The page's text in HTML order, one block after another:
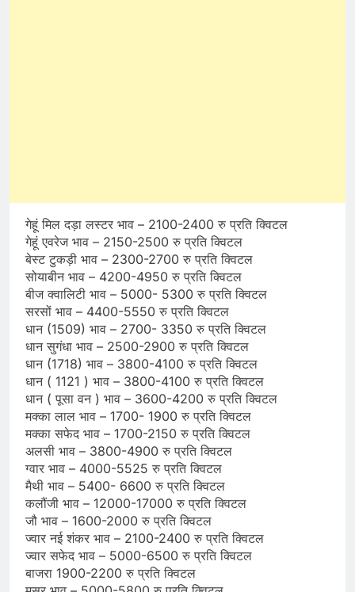
गेहूं मिल दड़ा लस्टर भाव – 2100-2400 रु प्रति क्विटल
गेहूं एवरेज भाव – 2150-2500 रु प्रति क्विटल
बेस्ट टुकड़ी भाव – 2300-2700 रु प्रति क्विटल
सोयाबीन भाव – 4200-4950 रु प्रति क्विटल
बीज क्वालिटी भाव – 5000- 5300 रु प्रति क्विटल
सरसों भाव – 4400-5550 रु प्रति क्विटल
धान (1509) भाव – 2700- 3350 रु प्रति क्विटल
धान सुगंधा भाव – 2500-2900 रु प्रति क्विटल
धान (1718) भाव – 3800-4100 रु प्रति क्विटल
धान ( 1121 ) भाव – 3800-4100 रु प्रति क्विटल
धान ( पूसा वन ) भाव – 3600-4200 रु प्रति क्विटल
मक्का लाल भाव – 1700- 1900 रु प्रति क्विटल
मक्का सफेद भाव – 1700-2150 रु प्रति क्विटल
अलसी भाव – 3800-4900 रु प्रति क्विटल
ग्वार भाव – 4000-5525 रु प्रति क्विटल
मैथी भाव – 5400- 6600 रु प्रति क्विटल
कलौंजी भाव – 12000-17000 रु प्रति क्विटल
जौ भाव – 1600-2000 रु प्रति क्विटल
ज्वार नई शंकर भाव – 2100-2400 रु प्रति क्विटल
ज्वार सफेद भाव – 5000-6500 रु प्रति क्विटल
बाजरा 1900-2200 रु प्रति क्विटल